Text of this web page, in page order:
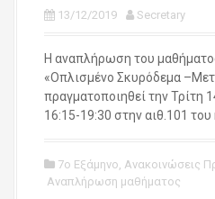
13/12/2019 Secretary
Η αναπλήρωση του
«Οπλισμένο Σκυρόδεμα
πραγματοποιηθεί την Τρίτη
16:15-19:30 στην αιθ.101
7ο Εξάμηνο, Ανακοινώσεις
Αναπλήρωση μαθήματος